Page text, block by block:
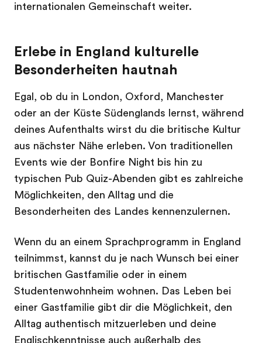
internationalen Gemeinschaft weiter.
Erlebe in England kulturelle
Besonderheiten hautnah
Egal, ob du in London, Oxford, Manchester
oder an der Küste Südenglands lernst, während
deines Aufenthalts wirst du die britische Kultur
aus nächster Nähe erleben. Von traditionellen
Events wie der Bonfire Night bis hin zu
typischen Pub Quiz-Abenden gibt es zahlreiche
Möglichkeiten, den Alltag und die
Besonderheiten des Landes kennenzulernen.
Wenn du an einem Sprachprogramm in England
teilnimmst, kannst du je nach Wunsch bei einer
britischen Gastfamilie oder in einem
Studentenwohnheim wohnen. Das Leben bei
einer Gastfamilie gibt dir die Möglichkeit, den
Alltag authentisch mitzuerleben und deine
Englischkenntnisse auch außerhalb des